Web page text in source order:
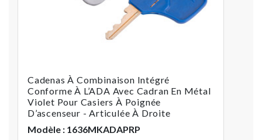
Cadenas À Combinaison Intégré
Conforme À L’ADA Avec Cadran En Métal
Violet Pour Casiers À Poignée
D’ascenseur - Articulée À Droite
Modèle : 1636MKADAPRP